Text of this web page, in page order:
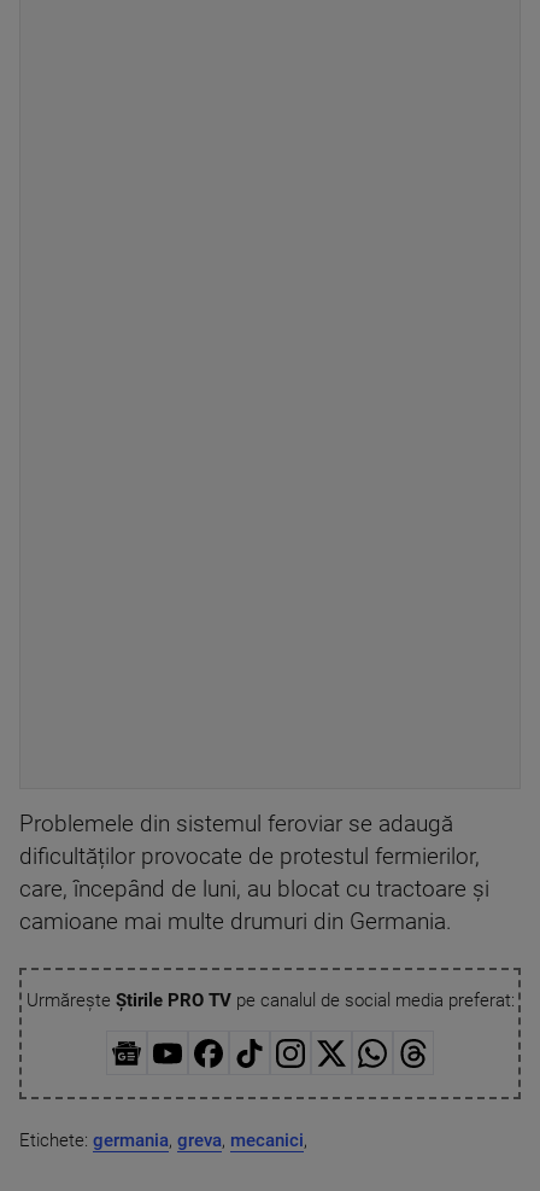
Problemele din sistemul feroviar se adaugă
dificultăților provocate de protestul fermierilor,
care, începând de luni, au blocat cu tractoare și
camioane mai multe drumuri din Germania.
Urmărește Știrile PRO TVpe canalul de social media preferat:
Etichete: germania, greva, mecanici,